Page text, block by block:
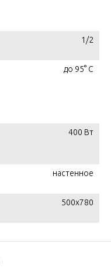
1/2
до 95° С
400 Вт
настенное
500x780